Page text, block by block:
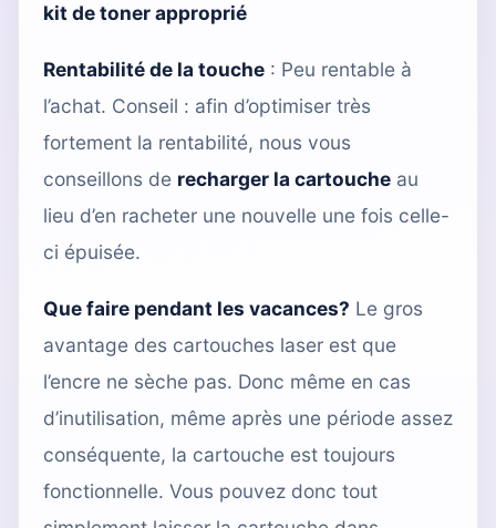
kit de toner approprié
Rentabilité de la touche : Peu rentable à
l’achat. Conseil : afin d’optimiser très
fortement la rentabilité, nous vous
conseillons de recharger la cartouche au
lieu d’en racheter une nouvelle une fois celle-
ci épuisée.
Que faire pendant les vacances? Le gros
avantage des cartouches laser est que
l’encre ne sèche pas. Donc même en cas
d’inutilisation, même après une période assez
conséquente, la cartouche est toujours
fonctionnelle. Vous pouvez donc tout